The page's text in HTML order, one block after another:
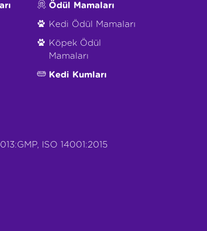
Ödül Mamaları
Kedi Ödül Mamaları
Köpek Ödül
Mamaları
Kedi Kumları
ISO 14001:2015